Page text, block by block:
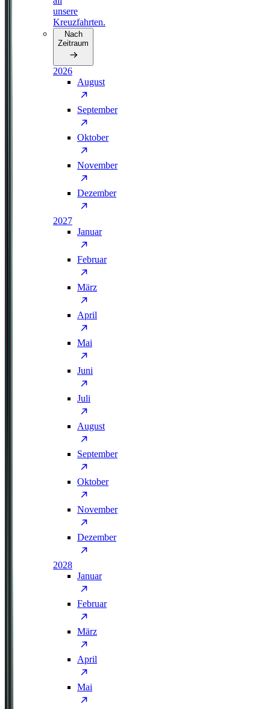
unsere
Kreuzfahrten.
Nach
Zeitraum
2026
August
September
Oktober
November
Dezember
2027
Januar
Februar
März
April
Mai
Juni
Juli
August
September
Oktober
November
Dezember
2028
Januar
Februar
März
April
Mai